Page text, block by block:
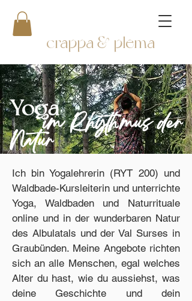
crappa & plema
Yogaim Rhythmus der
Natur
Ich bin Yogalehrerin (RYT 200) und
Waldbade-Kursleiterin und unterrichte
Yoga, Waldbaden und Naturrituale
online und in der wunderbaren Natur
des Albulatals und der Val Surses in
Graubünden. Meine Angebote richten
sich an alle Menschen, egal welches
Alter du hast, wie du aussiehst, was
deine Geschichte und dein